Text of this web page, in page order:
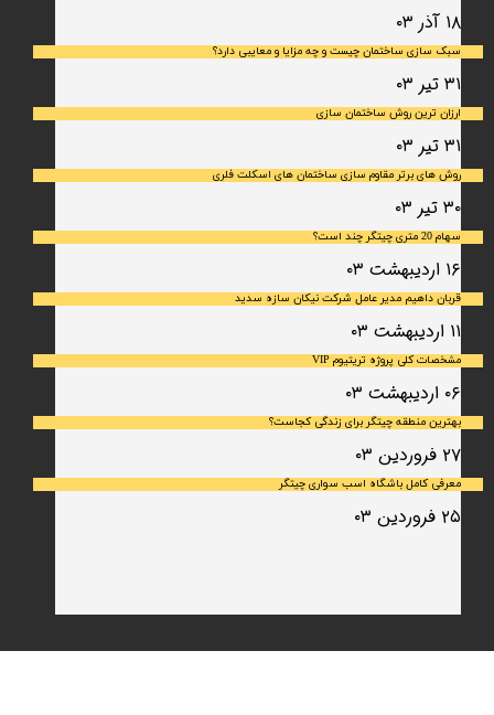
۱۸ آذر ۰۳
سبک سازی ساختمان چیست و چه مزایا و معایبی دارد؟
۳۱ تیر ۰۳
ارزان ترین روش ساختمان سازی
۳۱ تیر ۰۳
روش های برتر مقاوم سازی ساختمان های اسکلت فلری
۳۰ تیر ۰۳
سهام 20 متری چیتگر چند است؟
۱۶ اردیبهشت ۰۳
قربان داهیم مدیر عامل شرکت نیکان سازه سدید
۱۱ اردیبهشت ۰۳
مشخصات کلی پروژه تریتیوم VIP
۰۶ اردیبهشت ۰۳
بهترین منطقه چیتگر برای زندگی کجاست؟
۲۷ فروردین ۰۳
معرفی کامل باشگاه اسب سواری چیتگر
۲۵ فروردین ۰۳